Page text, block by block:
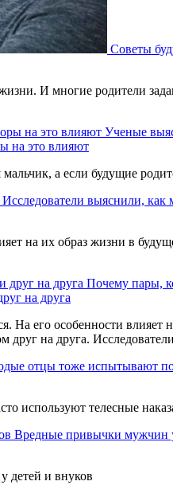
Советы
И многие родители
Ученые
на это влияют
а если будущие
Исследователи выяснили, как
на их образ жизни в
Почему пары,
на друга
его особенности
на друга.
отцы тоже испытывают
используют телесные
Вредные привычки мужчин
детей и внуков